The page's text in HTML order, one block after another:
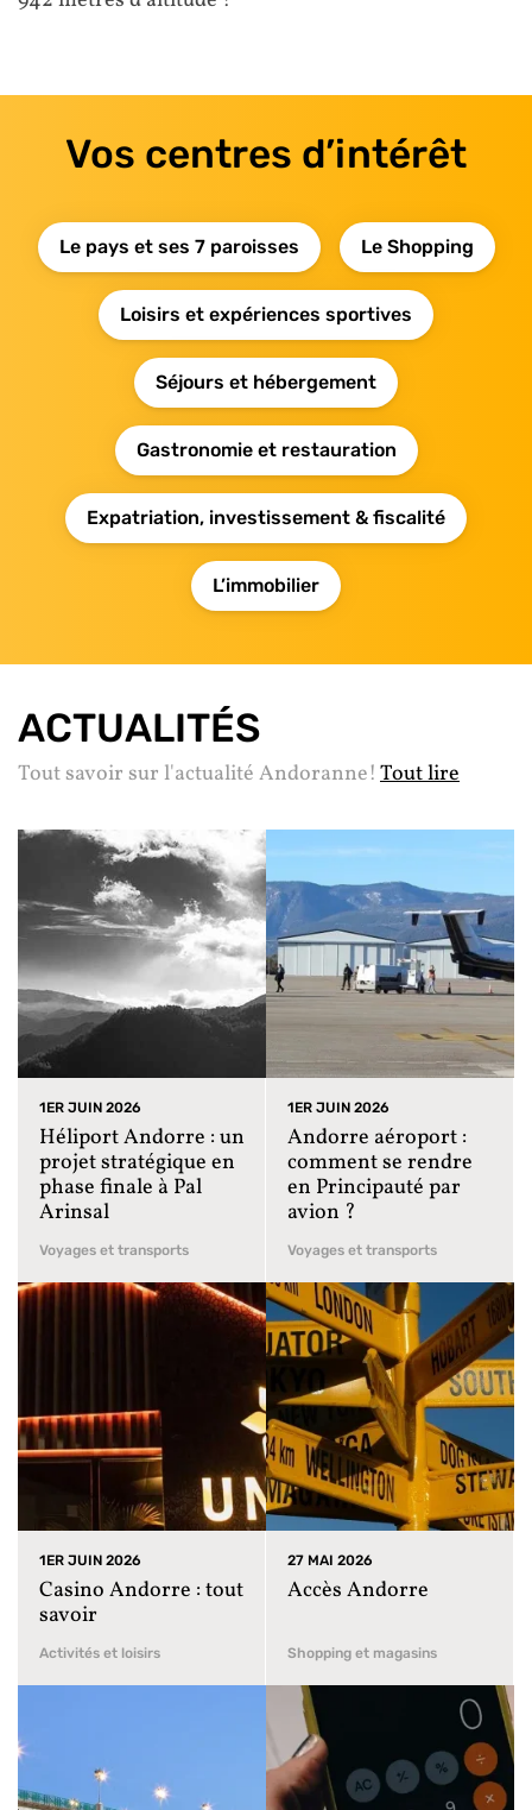
Vos centres d’intérêt
Le pays et ses 7 paroisses Le Shopping
Loisirs et expériences sportives
Séjours et hébergement
Gastronomie et restauration
Expatriation, investissement & fiscalité
L’immobilier
ACTUALITÉS
Tout savoir sur l'actualité Andoranne! Tout lire
1ER JUIN 2026
Héliport Andorre : un
projet stratégique en
phase finale à Pal
Arinsal
Voyages et transports
1ER JUIN 2026
Andorre aéroport :
comment se rendre
en Principauté par
avion ?
Voyages et transports
1ER JUIN 2026
Casino Andorre : tout
savoir
Activités et loisirs
27 MAI 2026
Accès Andorre
Shopping et magasins